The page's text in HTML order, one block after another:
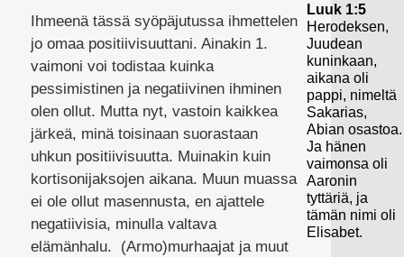
Ihmeenä tässä syöpäjutussa ihmettelen
jo omaa positiivisuuttani. Ainakin 1.
vaimoni voi todistaa kuinka
pessimistinen ja negatiivinen ihminen
olen ollut. Mutta nyt, vastoin kaikkea
järkeä, minä toisinaan suorastaan
uhkun positiivisuutta. Muinakin kuin
kortisonijaksojen aikana. Muun muassa
ei ole ollut masennusta, en ajattele
negatiivisia, minulla valtava
elämänhalu. (Armo)murhaajat ja muut
Luuk 1:5
Herodeksen,
Juudean
kuninkaan,
aikana oli
pappi, nimeltä
Sakarias,
Abian osastoa.
Ja hänen
vaimonsa oli
Aaronin
tyttäriä, ja
tämän nimi oli
Elisabet.